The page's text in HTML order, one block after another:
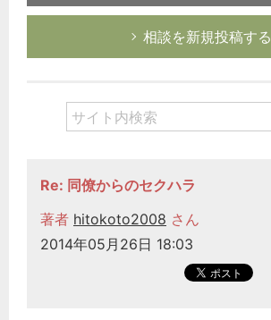
相談を新規投稿する
Re: 同僚からのセクハラ
著者 hitokoto2008 さん
2014年05月26日 18:03